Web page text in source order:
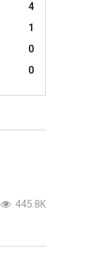
4
1
0
0
445.8K